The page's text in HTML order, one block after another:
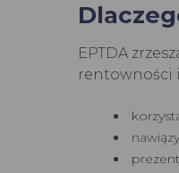
EPTDA
rentowności